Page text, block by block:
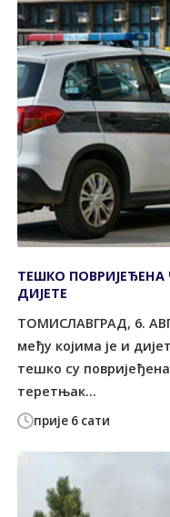
прије 6 сати
ТЕШКО
ДИЈЕТЕ
ТОМИСЛАВГРАД, 6.
међу којима је и
тешко су
теретњак...